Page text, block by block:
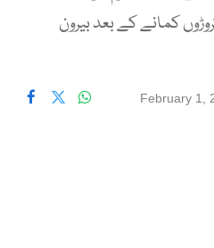
کمانے کے بعد بیرون
February 1,